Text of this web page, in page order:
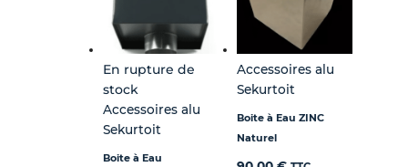
En rupture de
stock
Accessoires alu
Sekurtoit
Boite à Eau
choisies
sur
la
du
produit
Accessoires alu
Sekurtoit
Boite à Eau ZINC
Naturel
choisies
sur
la
du
produit
choisies
sur
la
du
produit
choisies
sur
la
page
du